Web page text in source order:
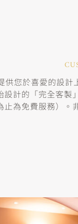
供您於喜愛的設計
設計的「完全客製
止為免費服務）。